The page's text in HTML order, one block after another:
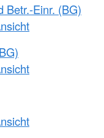
Betr.-Einr. (BG)